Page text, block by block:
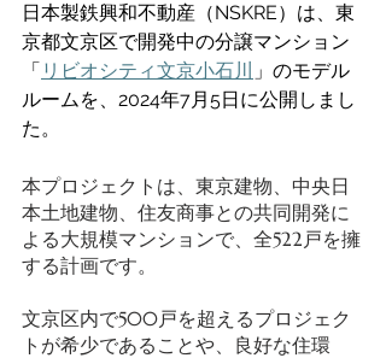
日本製鉄興和不動産（NSKRE）は、東
京都文京区で開発中の分譲マンション
「 リビオシティ文京小石川 」のモデル
ルームを、2024年7月5日に公開しまし
た。
本プロジェクトは、東京建物、中央日
本土地建物、住友商事との共同開発に
よる大規模マンションで、全522戸を擁
する計画です。
文京区内で500戸を超えるプロジェク
トが希少であることや、良好な住環